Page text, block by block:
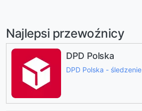
Najlepsi przewoźnicy
DPD Polska
DPD Polska - śledzenie